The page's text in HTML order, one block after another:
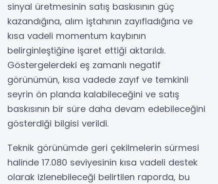
sinyal üretmesinin satış baskısının güç
kazandığına, alım iştahının zayıfladığına ve
kısa vadeli momentum kaybının
belirginleştiğine işaret ettiği aktarıldı.
Göstergelerdeki eş zamanlı negatif
görünümün, kısa vadede zayıf ve temkinli
seyrin ön planda kalabileceğini ve satış
baskısının bir süre daha devam edebileceğini
gösterdiği bilgisi verildi.
Teknik görünümde geri çekilmelerin sürmesi
halinde 17.080 seviyesinin kısa vadeli destek
olarak izlenebileceği belirtilen raporda, bu